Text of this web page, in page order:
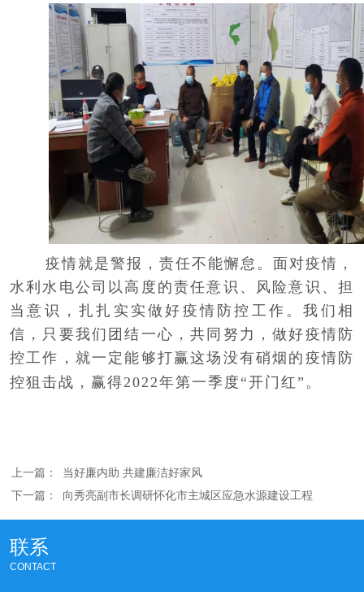
疫情就是警报，责任不能懈怠。面对疫情，
水利水电公司 以高度的责任意识、风险意识、担
当意识，扎扎实实做好疫情防控工作。我们相
信，只要我们团结一心，共同努力，做好疫情防
控工作，就一定能够打赢这场没有硝烟的疫情防
控狙击战 ，赢得2022年第一季度“开门红”。
上一篇：
当好廉内助 共建廉洁好家风
下一篇：
向秀亮副市长调研怀化市主城区应急水源建设工程
联系
CONTACT